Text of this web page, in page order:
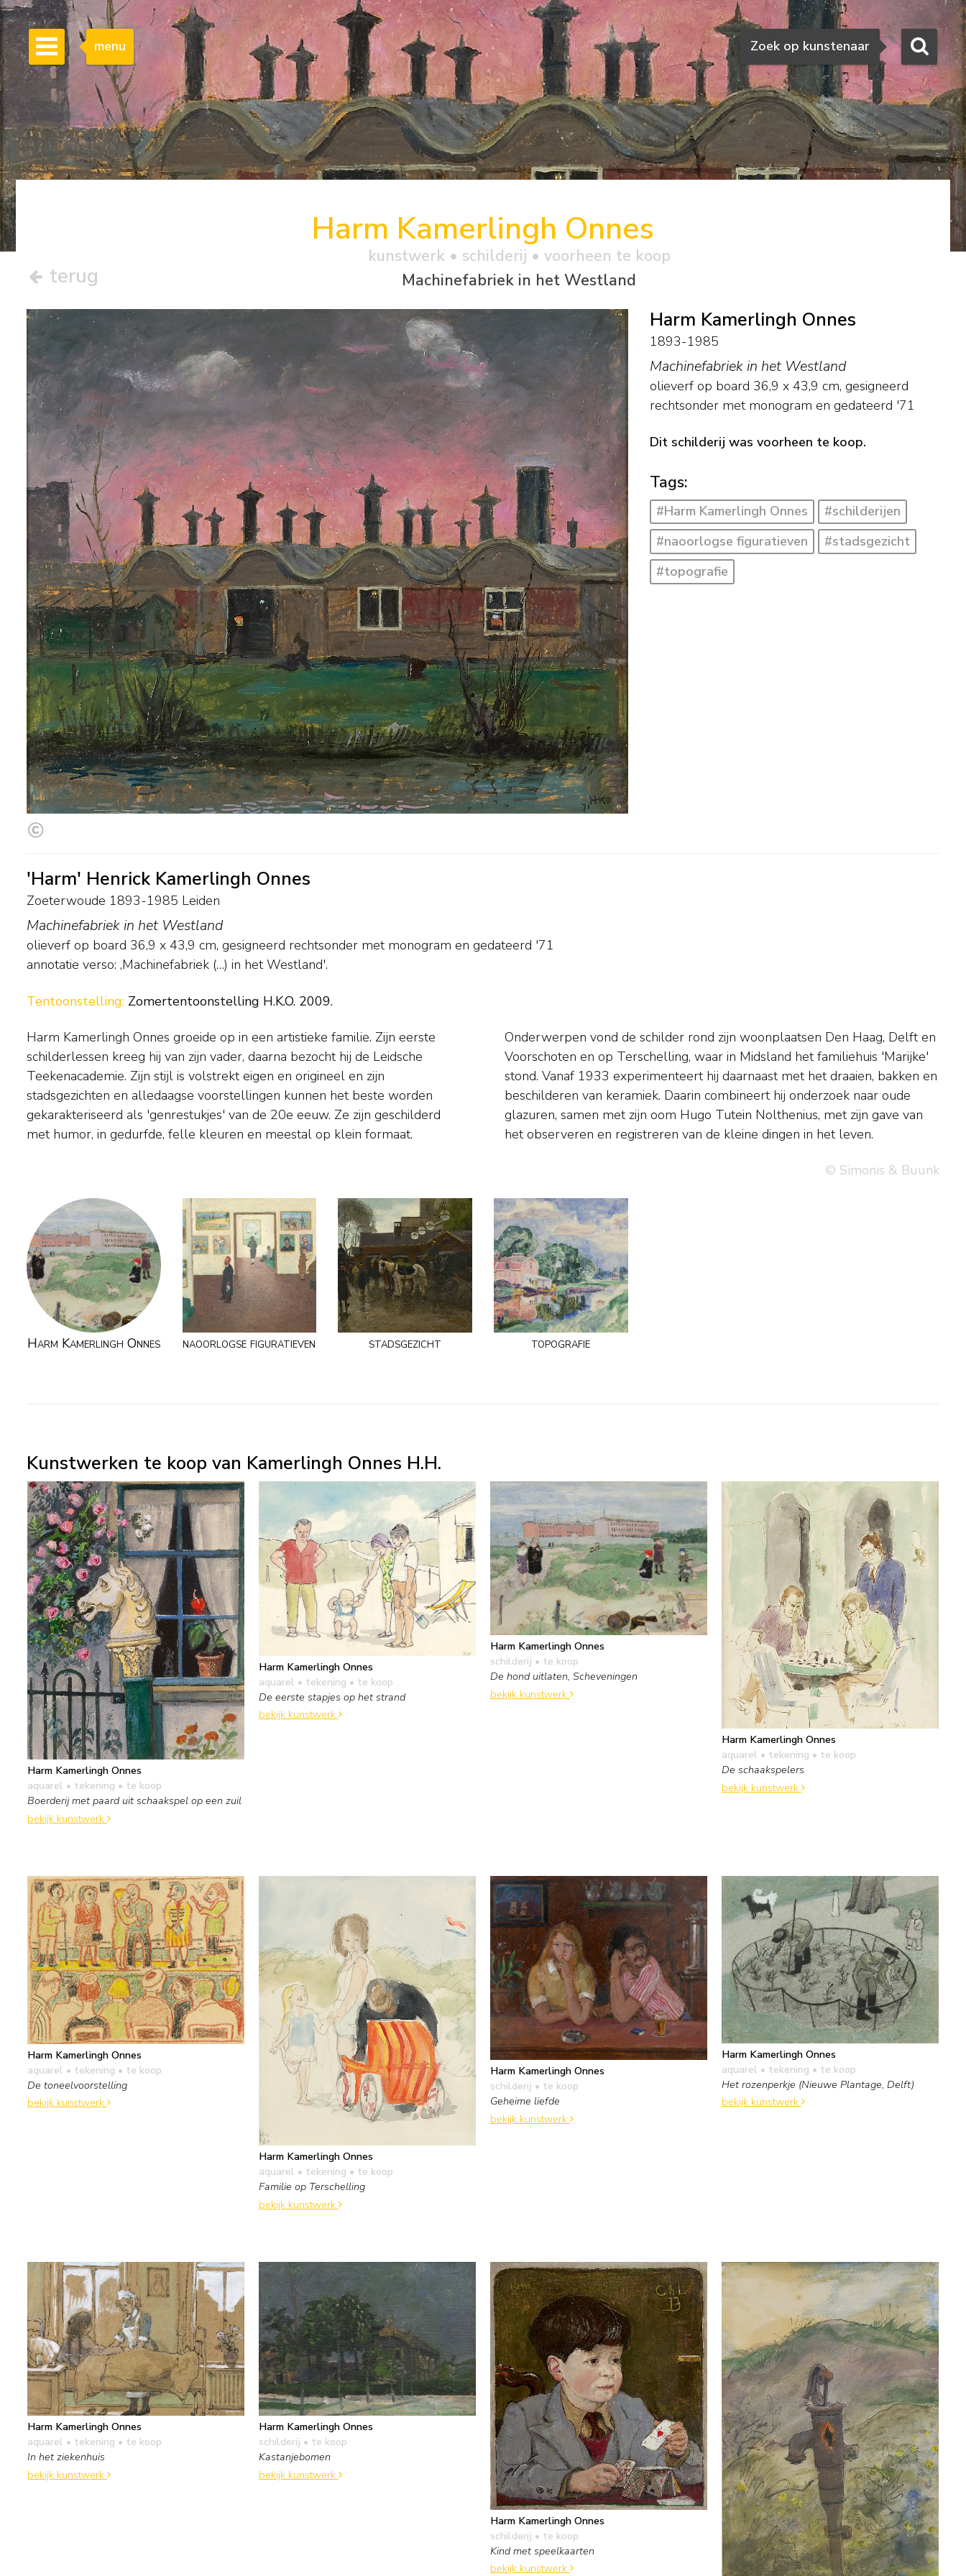
Zoeken
Zoek op kunstenaar
menu
terug
Harm Kamerlingh Onnes
kunstwerk • schilderij • voorheen te koop
Machinefabriek in het Westland
Harm Kamerlingh Onnes
1893-1985
Machinefabriek in het Westland
olieverf op board 36,9 x 43,9 cm, gesigneerd
rechtsonder met monogram en gedateerd '71
Dit schilderij was voorheen te koop.
Tags:
#Harm Kamerlingh Onnes
#schilderijen
#naoorlogse figuratieven
#stadsgezicht
#topografie
'Harm' Henrick Kamerlingh Onnes
Zoeterwoude 1893-1985 Leiden
Machinefabriek in het Westland
olieverf op board 36,9 x 43,9 cm, gesigneerd rechtsonder met monogram en gedateerd '71
annotatie verso: ,Machinefabriek (…) in het Westland'.
Tentoonstelling: Zomertentoonstelling H.K.O. 2009.
Harm Kamerlingh Onnes groeide op in een artistieke familie. Zijn eerste
schilderlessen kreeg hij van zijn vader, daarna bezocht hij de Leidsche
Teekenacademie. Zijn stijl is volstrekt eigen en origineel en zijn
stadsgezichten en alledaagse voorstellingen kunnen het beste worden
gekarakteriseerd als 'genrestukjes' van de 20e eeuw. Ze zijn geschilderd
met humor, in gedurfde, felle kleuren en meestal op klein formaat.
Onderwerpen vond de schilder rond zijn woonplaatsen Den Haag, Delft en
Voorschoten en op Terschelling, waar in Midsland het familiehuis 'Marijke'
stond. Vanaf 1933 experimenteert hij daarnaast met het draaien, bakken en
beschilderen van keramiek. Daarin combineert hij onderzoek naar oude
glazuren, samen met zijn oom Hugo Tutein Nolthenius, met zijn gave van
het observeren en registreren van de kleine dingen in het leven.
© Simonis & Buunk
Harm Kamerlingh Onnes naoorlogse figuratieven stadsgezicht topografie
Kunstwerken te koop van Kamerlingh Onnes H.H.
Harm Kamerlingh Onnes
aquarel • tekening • te koop
Boerderij met paard uit schaakspel op een zuil
bekijk kunstwerk
Harm Kamerlingh Onnes
aquarel • tekening • te koop
De eerste stapjes op het strand
bekijk kunstwerk
Harm Kamerlingh Onnes
schilderij • te koop
De hond uitlaten, Scheveningen
bekijk kunstwerk
Harm Kamerlingh Onnes
aquarel • tekening • te koop
De schaakspelers
bekijk kunstwerk
Harm Kamerlingh Onnes
aquarel • tekening • te koop
De toneelvoorstelling
bekijk kunstwerk
Harm Kamerlingh Onnes
aquarel • tekening • te koop
Familie op Terschelling
bekijk kunstwerk
Harm Kamerlingh Onnes
schilderij • te koop
Geheime liefde
bekijk kunstwerk
Harm Kamerlingh Onnes
aquarel • tekening • te koop
Het rozenperkje (Nieuwe Plantage, Delft)
bekijk kunstwerk
Harm Kamerlingh Onnes
aquarel • tekening • te koop
In het ziekenhuis
bekijk kunstwerk
Harm Kamerlingh Onnes
schilderij • te koop
Kastanjebomen
bekijk kunstwerk
Harm Kamerlingh Onnes
schilderij • te koop
Kind met speelkaarten
bekijk kunstwerk